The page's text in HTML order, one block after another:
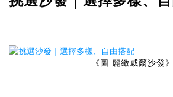
《圖 麗緻威爾沙發》